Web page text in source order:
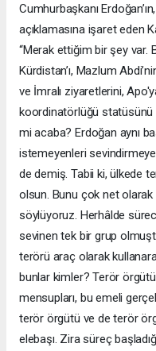
Cumhurbaşkanı
açıklamasına işaret eden
“Merak ettiğim bir şey var.
Kürdistan’ı, Mazlum
ve İmralı ziyaretlerini,
koordinatörlüğü statüsünü
mi acaba? Erdoğan aynı
istemeyenleri
de demiş. Tabii ki, ülkede
olsun. Bunu çok net olarak
söylüyoruz. Herhâlde
sevinen tek bir grup
terörü araç olarak
bunlar kimler? Terör örgütü
mensupları, bu emeli
terör örgütü ve de terör
elebaşı. Zira süreç